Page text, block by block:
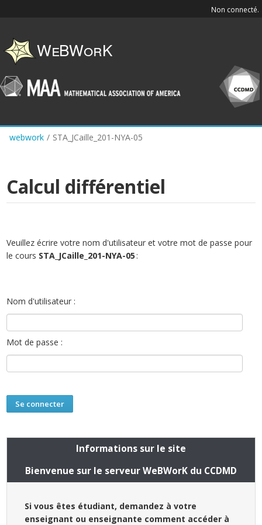
content
Non connecté.
webwork / STA_JCaille_201-NYA-05
Calcul différentiel
Veuillez écrire votre nom d'utilisateur et votre mot de passe pour
le cours STA_JCaille_201-NYA-05 :
Nom d'utilisateur :
Mot de passe :
Informations sur le site
Bienvenue sur le serveur WeBWorK du CCDMD
Si vous êtes étudiant, demandez à votre
enseignant ou enseignante comment accéder à